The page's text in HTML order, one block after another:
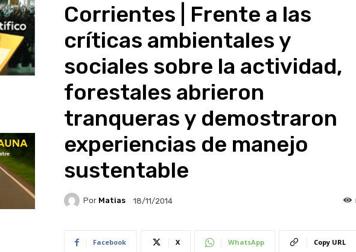
Corrientes | Frente a las
críticas ambientales y
sociales sobre la actividad,
forestales abrieron
tranqueras y demostraron
experiencias de manejo
sustentable
Por Matias 18/11/2014
Facebook X WhatsApp Copy URL